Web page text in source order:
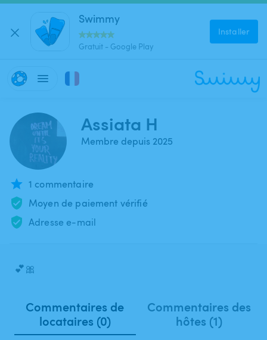
Swimmy
Gratuit - Google Play
Installer
Assiata H
Membre depuis 2025
1 commentaire
Moyen de paiement vérifié
Adresse e-mail
💕🎀
Commentaires de
locataires (0)
Commentaires des
hôtes (1)